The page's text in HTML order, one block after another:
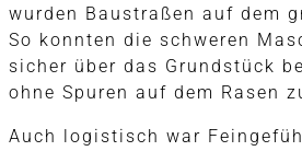
wurden Baustraßen auf dem
So konnten die schweren
sicher über das Grundstück
ohne Spuren auf dem Rasen
Auch logistisch war